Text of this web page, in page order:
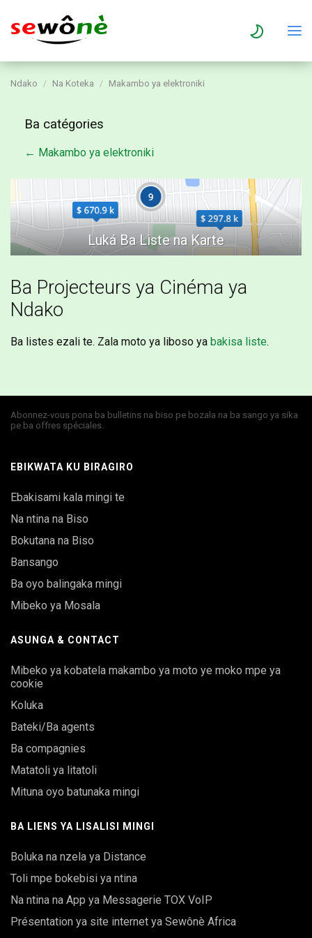
Ndako Na Koteka Makambo ya elektroniki
Ba catégories
← Makambo ya elektroniki
Ba Projecteurs ya Cinéma ya
Ndako
Ba listes ezali te. Zala moto ya liboso ya bakisa liste.
Abonnez-vous pona ba bulletins na biso pe bozala na ba sango ya sika
pe ba offres spéciales.
EBIKWATA KU BIRAGIRO
Ebakisami kala mingi te
Na ntina na Biso
Bokutana na Biso
Bansango
Ba oyo balingaka mingi
Mibeko ya Mosala
ASUNGA & CONTACT
Mibeko ya kobatela makambo ya moto ye moko mpe ya
cookie
Koluka
Bateki/Ba agents
Ba compagnies
Matatoli ya litatoli
Mituna oyo batunaka mingi
BA LIENS YA LISALISI MINGI
Boluka na nzela ya Distance
Toli mpe bokebisi ya ntina
Na ntina na App ya Messagerie TOX VoIP
Présentation ya site internet ya Sewônè Africa